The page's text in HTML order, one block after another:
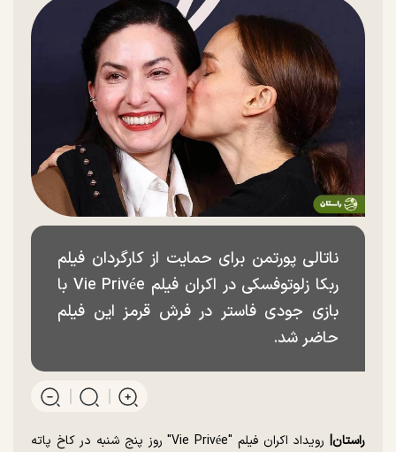
ناتالی پورتمن برای حمایت از کارگردان فیلم
ربکا زلوتوفسکی در اکران فیلم Vie Privée با
بازی جودی فاستر در فرش قرمز این فیلم
حاضر شد.
راستان|
رویداد اکران فیلم "Vie Privée" روز پنج شنبه در کاخ پاته